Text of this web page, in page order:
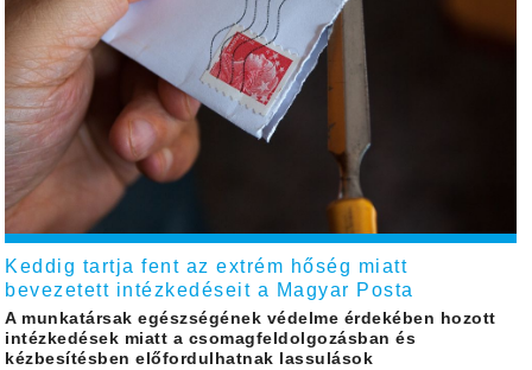
Keddig tartja fent az extrém hőség miatt
bevezetett intézkedéseit a Magyar Posta
A munkatársak egészségének védelme érdekében hozott
intézkedések miatt a csomagfeldolgozásban és
kézbesítésben előfordulhatnak lassulások